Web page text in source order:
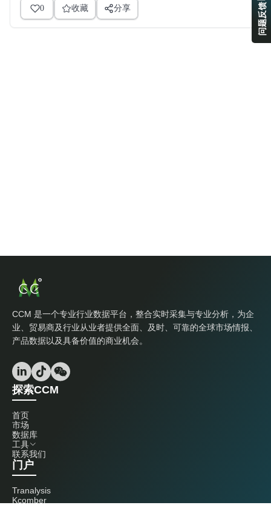
0 收藏 分享
CCM 是一个专业行业数据平台，整合实时采集与专业分析，为企
业、贸易商及行业从业者提供全面、及时、可靠的全球市场情报、
产品数据以及具备价值的商业机会。
探索CCM
首页
市场
数据库
工具
联系我们
门户
Tranalysis
Kcomber
问题反馈